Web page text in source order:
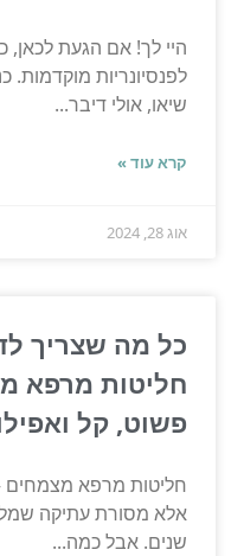
היי לך! אם הגעת
לפנסיונריות
שיאו, אולי דיבר...
קרא עוד »
אוג 28, 2024
כל מה שצריך
חליטות מרפא
פשוט, קל
חליטות מרפא מצמחים
אלא מסורת עתיקה
שנים. אבל כמה...